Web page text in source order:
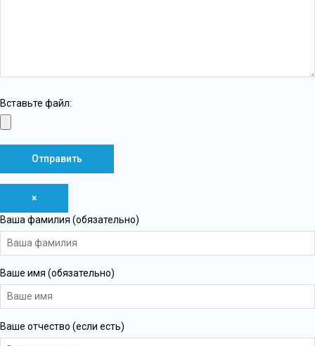
Вставьте файл:
×
Ваша фамилия (обязательно)
Ваше имя (обязательно)
Ваше отчество (если есть)